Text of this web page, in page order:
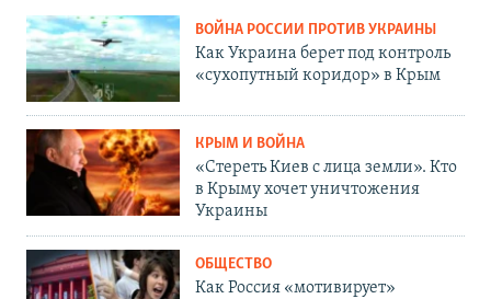
ВОЙНА РОССИИ ПРОТИВ УКРАИНЫ
Как Украина берет под контроль
«сухопутный коридор» в Крым
КРЫМ И ВОЙНА
«Стереть Киев с лица земли». Кто
в Крыму хочет уничтожения
Украины
ОБЩЕСТВО
Как Россия «мотивирует»